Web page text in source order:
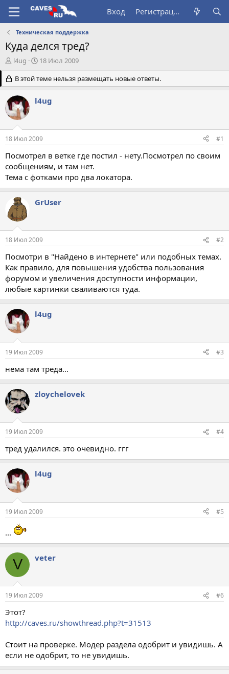
Вход Регистрация
Техническая поддержка
Куда делся тред?
А
т
о
р
т
е
м
l4ug
Д
т
а
н
а
а
18 Июл 2009
В этой теме нельзя размещать новые ответы.
l4ug
18 Июл 2009 #1
Посмотрел в ветке где постил - нету.Посмотрел по своим
сообщениям, и там нет.
Тема с фотками про два локатора.
GrUser
18 Июл 2009 #2
Посмотри в "Найдено в интернете" или подобных темах.
Как правило, для повышения удобства пользования
форумом и увеличения доступности информации,
любые картинки сваливаются туда.
l4ug
19 Июл 2009 #3
нема там треда...
zloychelovek
19 Июл 2009 #4
тред удалился. это очевидно. ггг
l4ug
19 Июл 2009 #5
...
V veter
19 Июл 2009 #6
Этот?
http://caves.ru/showthread.php?t=31513
Стоит на проверке. Модер раздела одобрит и увидишь. А
если не одобрит, то не увидишь.